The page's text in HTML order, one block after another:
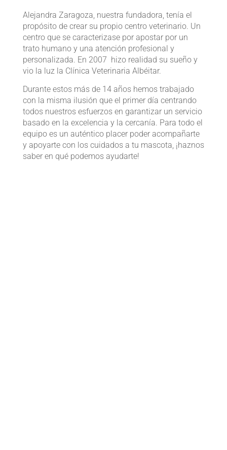
Alejandra Zaragoza, nuestra fundadora, tenía el
propósito de crear su propio centro veterinario. Un
centro que se caracterizase por apostar por un
trato humano y una atención profesional y
personalizada. En 2007 hizo realidad su sueño y
vio la luz la Clínica Veterinaria Albéitar.
Durante estos más de 14 años hemos trabajado
con la misma ilusión que el primer día centrando
todos nuestros esfuerzos en garantizar un servicio
basado en la excelencia y la cercanía. Para todo el
equipo es un auténtico placer poder acompañarte
y apoyarte con los cuidados a tu mascota, ¡haznos
saber en qué podemos ayudarte!